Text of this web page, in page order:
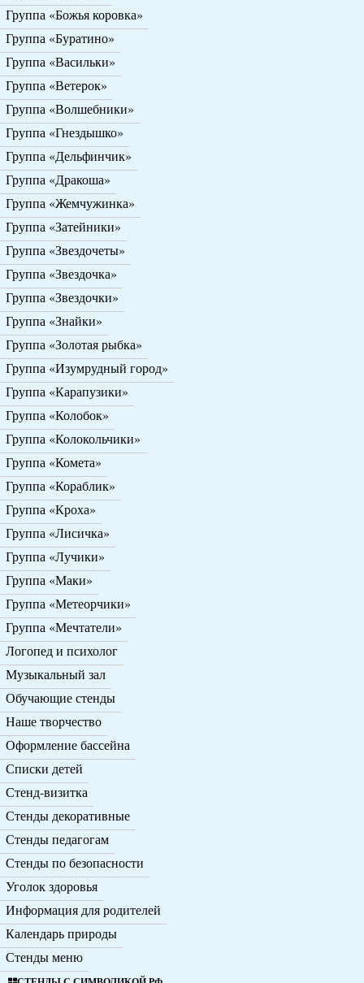
Группа «Божья коровка»
Группа «Буратино»
Группа «Васильки»
Группа «Ветерок»
Группа «Волшебники»
Группа «Гнездышко»
Группа «Дельфинчик»
Группа «Дракоша»
Группа «Жемчужинка»
Группа «Затейники»
Группа «Звездочеты»
Группа «Звездочка»
Группа «Звездочки»
Группа «Знайки»
Группа «Золотая рыбка»
Группа «Изумрудный город»
Группа «Карапузики»
Группа «Колобок»
Группа «Колокольчики»
Группа «Комета»
Группа «Кораблик»
Группа «Кроха»
Группа «Лисичка»
Группа «Лучики»
Группа «Маки»
Группа «Метеорчики»
Группа «Мечтатели»
Логопед и психолог
Музыкальный зал
Обучающие стенды
Наше творчество
Оформление бассейна
Списки детей
Стенд-визитка
Стенды декоративные
Стенды педагогам
Стенды по безопасности
Уголок здоровья
Информация для родителей
Календарь природы
Стенды меню